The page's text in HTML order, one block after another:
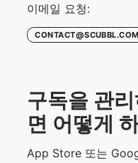
이메일 요청:
CONTACT@SCUBBL.COM
구독을 관
면 어떻게
App Store 또는